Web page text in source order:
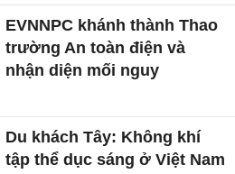
EVNNPC khánh thành Thao
trường An toàn điện và
nhận diện mối nguy
Du khách Tây: Không khí
tập thể dục sáng ở Việt Nam